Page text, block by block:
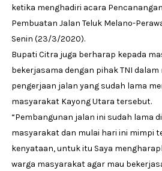
ketika menghadiri acara
Pembuatan Jalan Teluk Melano-
Senin (23/3/2020).
Bupati Citra juga berharap kepada
bekerjasama dengan pihak TNI
pengerjaan jalan yang sudah lama
masyarakat Kayong Utara tersebut.
“Pembangunan jalan ini sudah lama
masyarakat dan mulai hari ini mimpi
kenyataan, untuk itu Saya
warga masyarakat agar mau